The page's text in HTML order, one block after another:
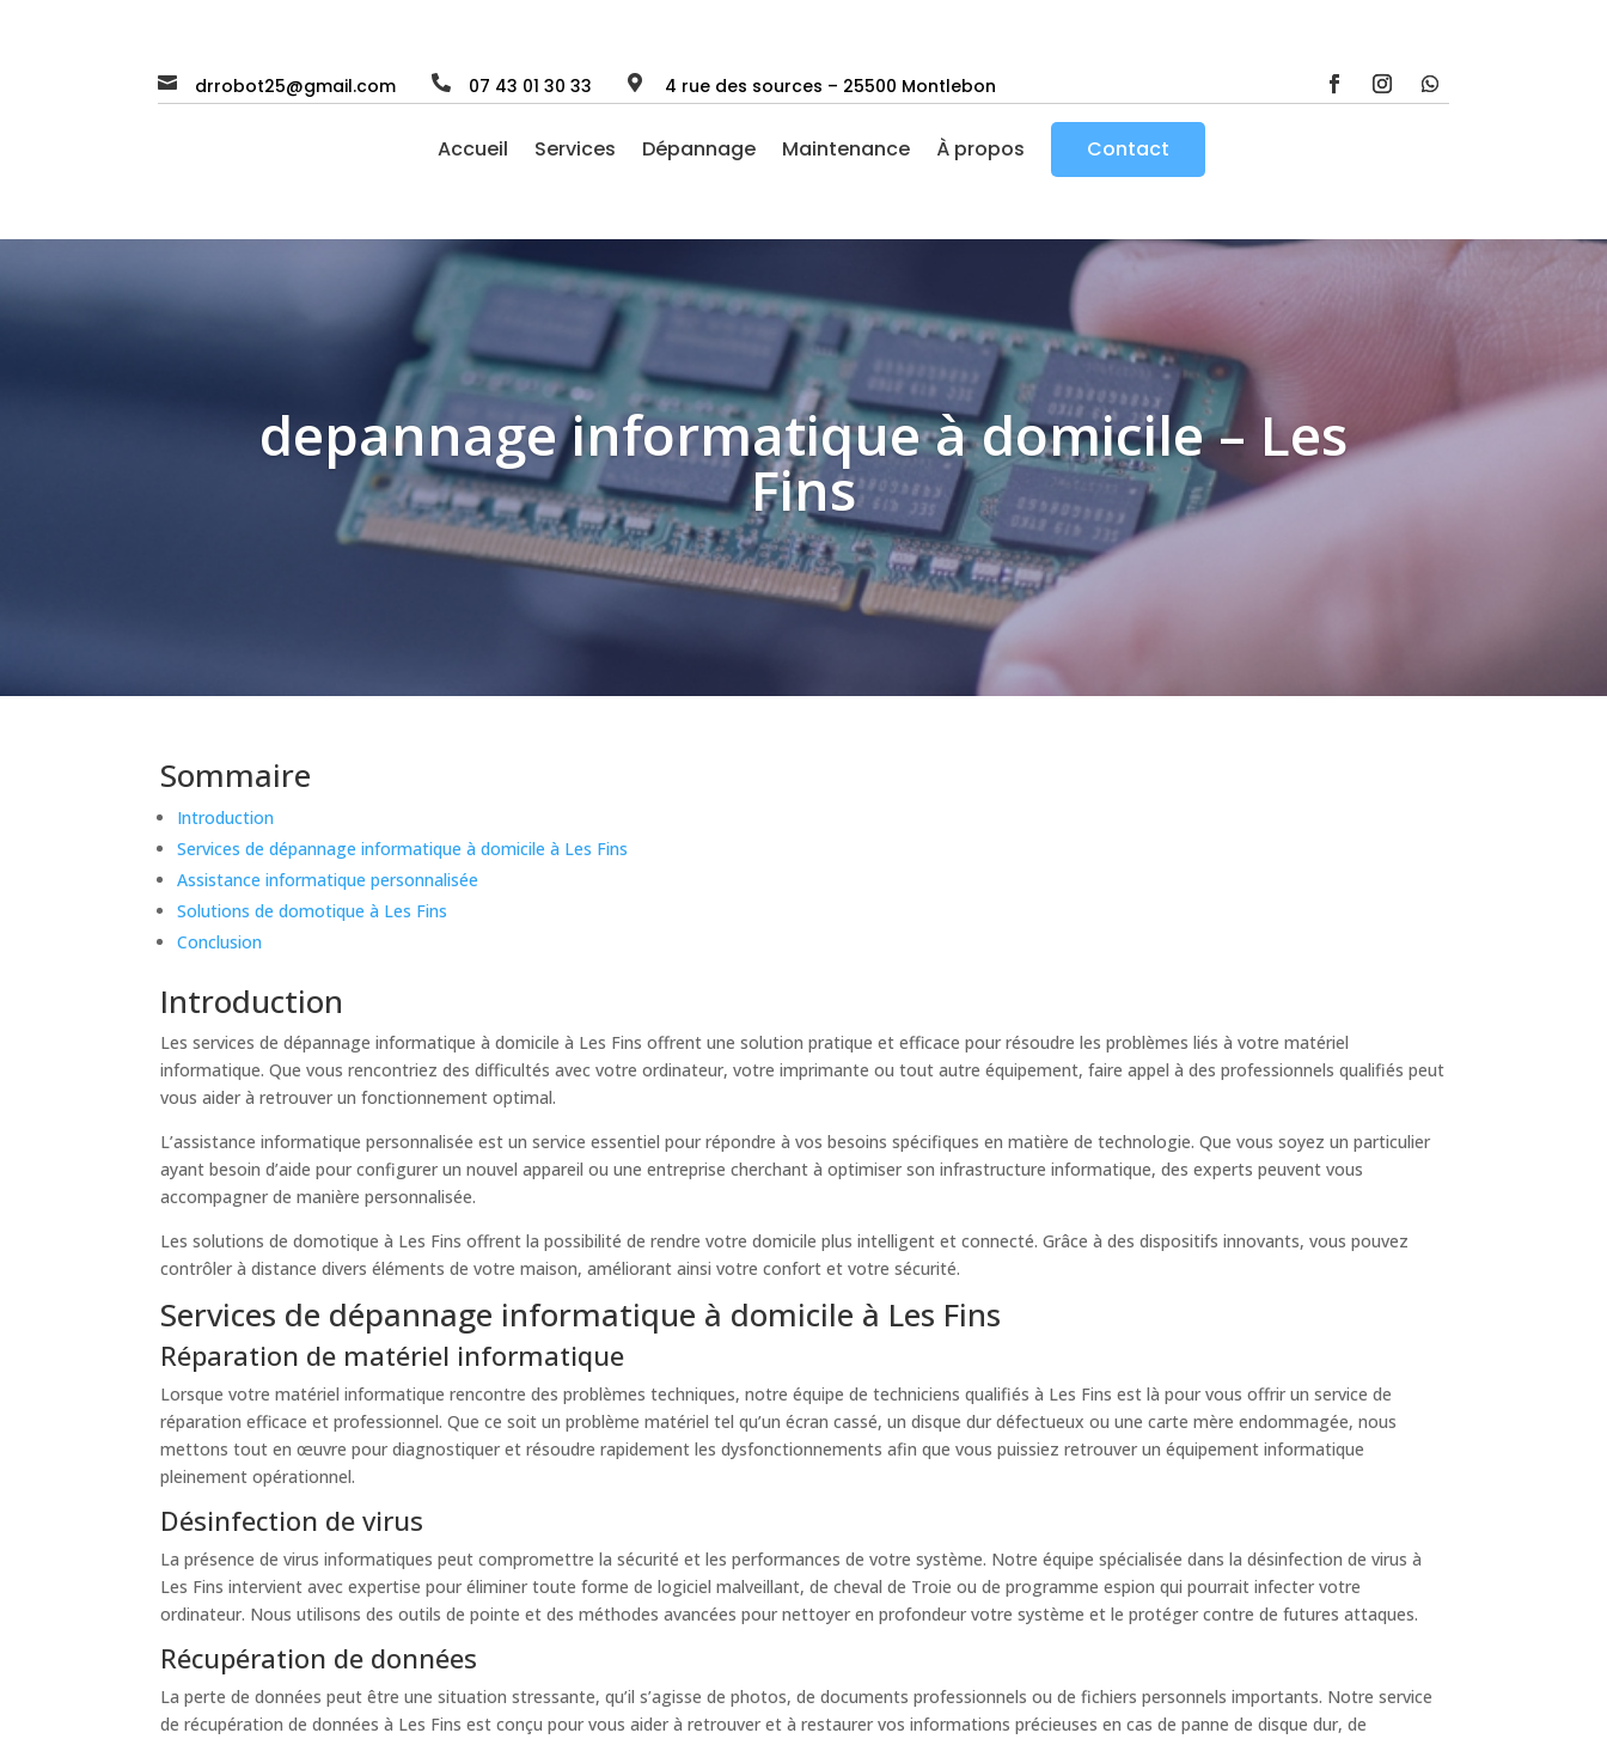
 drrobot25@gmail.com  07 43 01 30 33  4 rue des sources – 25500 Montlebon
Accueil Services Dépannage Maintenance À propos Contact
depannage informatique à domicile – Les
Fins
Sommaire
Introduction
Services de dépannage informatique à domicile à Les Fins
Assistance informatique personnalisée
Solutions de domotique à Les Fins
Conclusion
Introduction
Les services de dépannage informatique à domicile à Les Fins offrent une solution pratique et efficace pour résoudre les problèmes liés à votre matériel
informatique. Que vous rencontriez des difficultés avec votre ordinateur, votre imprimante ou tout autre équipement, faire appel à des professionnels qualifiés peut
vous aider à retrouver un fonctionnement optimal.
L’assistance informatique personnalisée est un service essentiel pour répondre à vos besoins spécifiques en matière de technologie. Que vous soyez un particulier
ayant besoin d’aide pour configurer un nouvel appareil ou une entreprise cherchant à optimiser son infrastructure informatique, des experts peuvent vous
accompagner de manière personnalisée.
Les solutions de domotique à Les Fins offrent la possibilité de rendre votre domicile plus intelligent et connecté. Grâce à des dispositifs innovants, vous pouvez
contrôler à distance divers éléments de votre maison, améliorant ainsi votre confort et votre sécurité.
Services de dépannage informatique à domicile à Les Fins
Réparation de matériel informatique
Lorsque votre matériel informatique rencontre des problèmes techniques, notre équipe de techniciens qualifiés à Les Fins est là pour vous offrir un service de
réparation efficace et professionnel. Que ce soit un problème matériel tel qu’un écran cassé, un disque dur défectueux ou une carte mère endommagée, nous
mettons tout en œuvre pour diagnostiquer et résoudre rapidement les dysfonctionnements afin que vous puissiez retrouver un équipement informatique
pleinement opérationnel.
Désinfection de virus
La présence de virus informatiques peut compromettre la sécurité et les performances de votre système. Notre équipe spécialisée dans la désinfection de virus à
Les Fins intervient avec expertise pour éliminer toute forme de logiciel malveillant, de cheval de Troie ou de programme espion qui pourrait infecter votre
ordinateur. Nous utilisons des outils de pointe et des méthodes avancées pour nettoyer en profondeur votre système et le protéger contre de futures attaques.
Récupération de données
La perte de données peut être une situation stressante, qu’il s’agisse de photos, de documents professionnels ou de fichiers personnels importants. Notre service
de récupération de données à Les Fins est conçu pour vous aider à retrouver et à restaurer vos informations précieuses en cas de panne de disque dur, de